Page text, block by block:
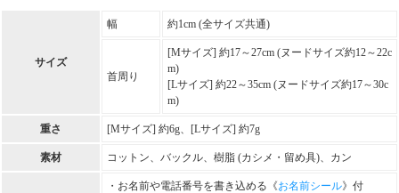
サイズ
幅 約1cm (全サイズ共通)
首周り
[Mサイズ] 約17～27cm (ヌードサイズ約12～22c
m)
[Lサイズ] 約22～35cm (ヌードサイズ約17～30c
m)
重さ [Mサイズ] 約6g、[Lサイズ] 約7g
素材 コットン、バックル、樹脂 (カシメ・留め具)、カン
・お名前や電話番号を書き込める《お名前シール》付